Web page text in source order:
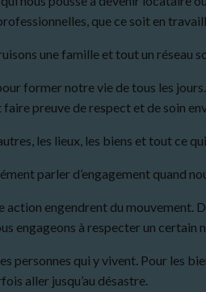
que ce soit en
une famille et tout un réseau
former notre vie de tous les
faire preuve de respect et de soin
les lieux, les biens et tout ce
parler d’engagement quand
engendrent du mouvement.
engageons à respecter un
personnes qui y vivent. Pour les
aller jusqu’au désastre.